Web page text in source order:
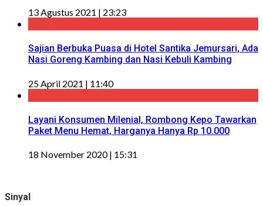
13 Agustus 2021 | 23:23
Sajian Berbuka Puasa di Hotel Santika Jemursari, Ada
Nasi Goreng Kambing dan Nasi Kebuli Kambing
25 April 2021 | 11:40
Layani Konsumen Milenial, Rombong Kepo Tawarkan
Paket Menu Hemat, Harganya Hanya Rp 10.000
18 November 2020 | 15:31
Sinyal